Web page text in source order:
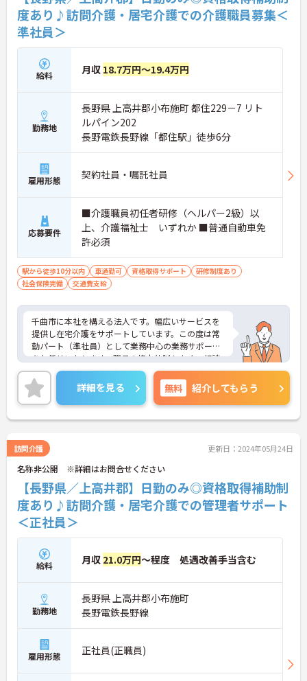
度あり♪訪問介護・居宅介護での介護職員募集＜
準社員＞
給料 月収 18.7万円～19.4万円
勤務地
長野県 上高井郡小布施町 都住229－7 リト
ルパイン202
長野電鉄長野線「都住駅」徒歩6分
雇用形態 契約社員・嘱託社員
応募要件
■介護職員初任者研修（ヘルパー2級）以
上、介護福祉士 いずれか ■普通自動車免
許必須
駅から徒歩10分以内 車通勤可 資格取得サポート
研修制度あり
社会保険完備
交通費支給
千曲市に本社を構える法人です。幅広いサービスを
提供し在宅介護をサポートしています。この度は常
勤パート（準社員）として業務中心の業務サポート
をお任せいたします。職員の協力体制もよく、相談
もしやすい環境です。日勤帯のご勤務ですので、ご
家庭やプライベートとの両立もでき無理なく働けま
す。ご興味ある方には、面接対策ポイントなど、さ
らに詳細をお話しいたしますのでお気軽にご相談く
ださい！
詳細を見る 無料 紹介してもらう
訪問介護 更新日：2024年05月24日
名称非公開 ※詳細はお問合せください
【長野県／上高井郡】日勤のみ◎資格取得補助制
度あり♪訪問介護・居宅介護での管理者サポート
＜正社員＞
給料 月収 21.0万円～程度 処遇改善手当含む
勤務地
長野県 上高井郡小布施町
長野電鉄長野線
雇用形態 正社員(正職員)